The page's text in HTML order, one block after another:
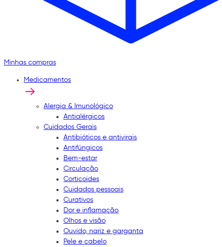
Minhas compras
Medicamentos
Alergia & Imunológico
Antialérgicos
Cuidados Gerais
Antibióticos e antivirais
Antifúngicos
Bem-estar
Circulação
Corticoides
Cuidados pessoais
Curativos
Dor e inflamação
Olhos e visão
Ouvido, nariz e garganta
Pele e cabelo